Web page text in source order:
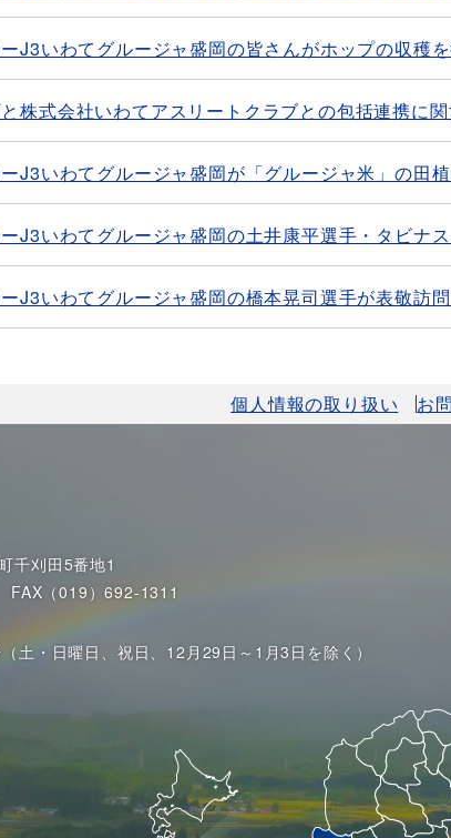
J3いわてグルージャ盛岡の皆さんがホップの収穫
株式会社いわてアスリートクラブとの包括連携に
J3いわてグルージャ盛岡が「グルージャ米」の田
J3いわてグルージャ盛岡の土井康平選手・タビナ
J3いわてグルージャ盛岡の橋本晃司選手が表敬訪問
個人情報の取り扱い お
千刈田5番地1
FAX（019）692-1311
・日曜日、祝日、12月29日～1月3日を除く）